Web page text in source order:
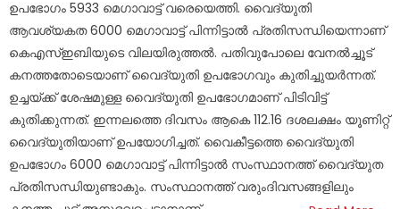
ഉപഭോഗം 5933 മെഗാവാട്ട് വരെയെത്തി. വൈദ്യുതി
ആവശ്യകത 6000 മെഗാവാട്ട് പിന്നിട്ടാല്‍ പ്രതിസന്ധിയെന്നാണ്
കെഎസ്ഇബിയുടെ വിലയിരുത്തല്‍. പതിവുപോലെ വേനല്‍ച്ചൂട്
കനത്തതോടെയാണ് വൈദ്യുതി ഉപഭോഗവും കുതിച്ചുയര്‍ന്നത്.
ഉച്ചയ്ക്ക് ശേഷമുള്ള വൈദ്യുതി ഉപഭോഗമാണ് പിടിവിട്ട്
കുതിക്കുന്നത്. ഇന്നലത്തെ ദിവസം ആകെ 112.16 ദശലക്ഷം യൂണിറ്റ്
വൈദ്യുതിയാണ് ഉപയോഗിച്ചത്. വൈകീട്ടത്തെ വൈദ്യുതി
ഉപഭോഗം 6000 മെഗാവാട്ട് പിന്നിട്ടാല്‍ സംസ്ഥാനത്ത് വൈദ്യുത
പ്രതിസന്ധിയുണ്ടാകും. സംസ്ഥാനത്ത് വരുംദിവസങ്ങളിലും